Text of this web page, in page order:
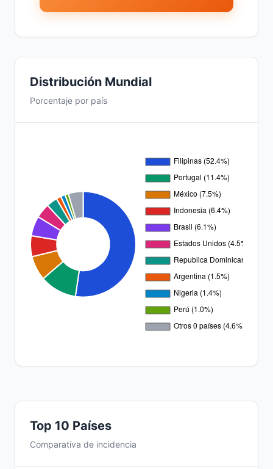
Distribución Mundial
Porcentaje por país
Top 10 Países
Comparativa de incidencia